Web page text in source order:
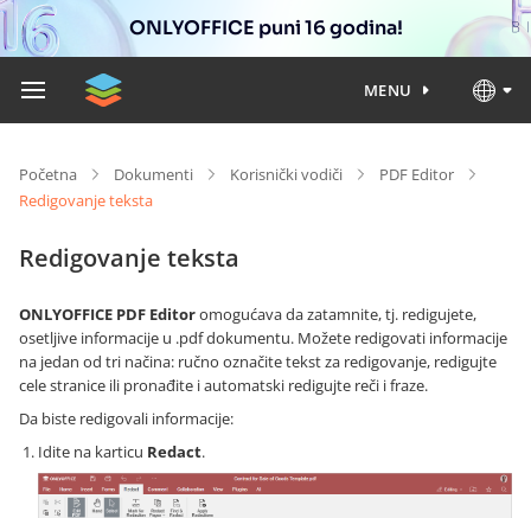
ONLYOFFICE puni 16 godina!
MENU
Početna Dokumenti Korisnički vodiči
PDF Editor
Redigovanje teksta
Redigovanje teksta
ONLYOFFICE PDF Editoromogućava da zatamnite, tj. redigujete,
osetljive informacije u .pdf dokumentu. Možete redigovati informacije
na jedan od tri načina: ručno označite tekst za redigovanje, redigujte
cele stranice ili pronađite i automatski redigujte reči i fraze.
Da biste redigovali informacije:
Idite na karticu Redact.